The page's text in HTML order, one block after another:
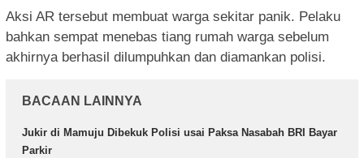
Aksi AR tersebut membuat warga sekitar panik. Pelaku
bahkan sempat menebas tiang rumah warga sebelum
akhirnya berhasil dilumpuhkan dan diamankan polisi.
BACAAN LAINNYA
Jukir di Mamuju Dibekuk Polisi usai Paksa Nasabah BRI Bayar
Parkir